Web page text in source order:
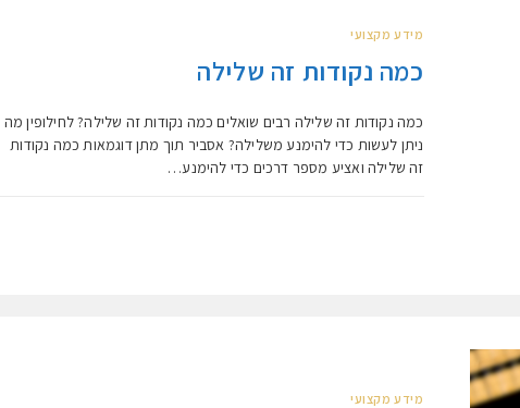
מידע מקצועי
כמה נקודות זה שלילה
כמה נקודות זה שלילה רבים שואלים כמה נקודות זה שלילה? לחילופין מה
ניתן לעשות כדי להימנע משלילה? אסביר תוך מתן דוגמאות כמה נקודות
זה שלילה ואציע מספר דרכים כדי להימנע…
מידע מקצועי